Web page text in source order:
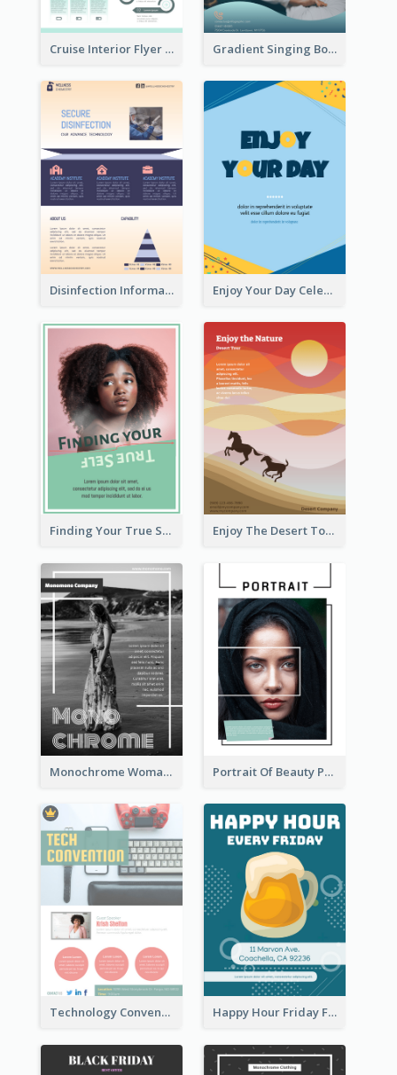
Cruise Interior Flyer Gradient Singing Bowl Flyer
Disinfection Information Flyer Enjoy Your Day Celebration Flyer
Finding Your True Self Poster Enjoy The Desert Tour Flyer
Monochrome Woman Photography Flyer Portrait Of Beauty Photography Flyer
Technology Convention Information Flyer Happy Hour Friday Flyer